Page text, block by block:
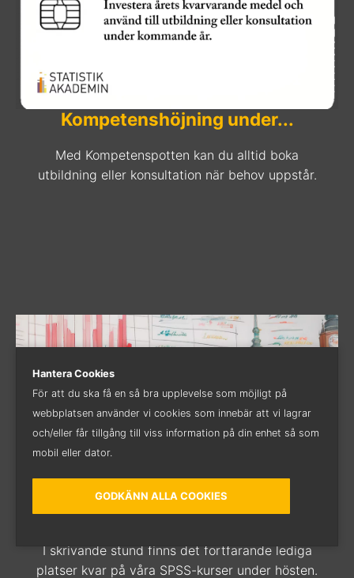
Kompetenshöjning under...
Med Kompetenspotten kan du alltid boka
utbildning eller konsultation när behov uppstår.
Höstens kurser i Uppsala
I skrivande stund finns det fortfarande lediga
platser kvar på våra SPSS-kurser under hösten.
Hantera Cookies
För att du ska få en så bra upplevelse som möjligt på
webbplatsen använder vi cookies som innebär att vi lagrar
och/eller får tillgång till viss information på din enhet så som
mobil eller dator.
GODKÄNN ALLA COOKIES